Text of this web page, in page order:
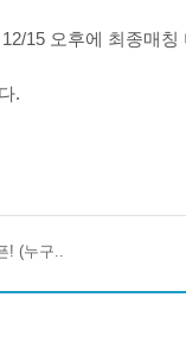
15 오후에 최종매
.
! (누구..